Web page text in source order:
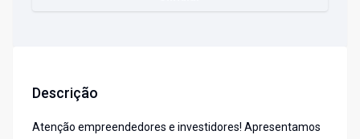
Descrição
Atenção empreendedores e investidores! Apresentamos